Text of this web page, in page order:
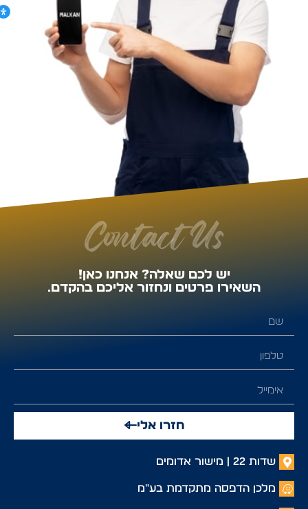
Contact Us
יש לכם שאלה? אנחנו כאן!
השאירו פרטים ונחזור אליכם בהקדם.
חזרו אלי
שדות 22 | מישור אדומים
מלכן הדפסה מתקדמת בע"מ